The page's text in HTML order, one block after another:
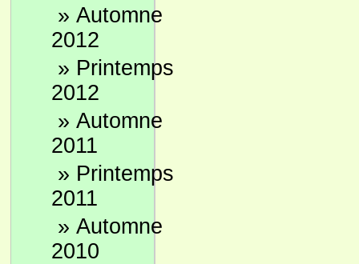
» Automne
2012
» Printemps
2012
» Automne
2011
» Printemps
2011
» Automne
2010